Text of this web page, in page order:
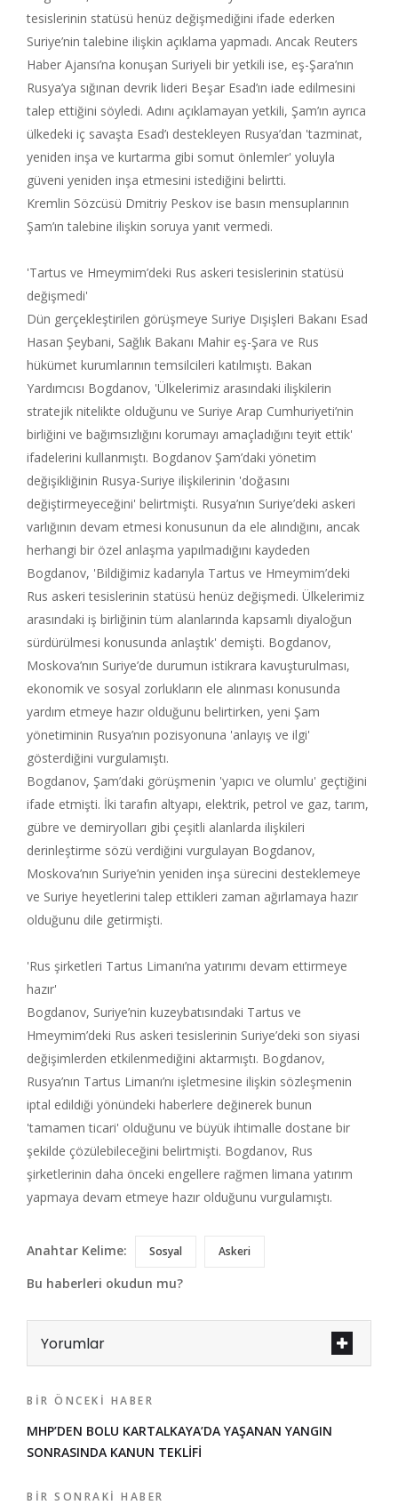
tesislerinin statüsü henüz değişmediğini ifade ederken
Suriye’nin talebine ilişkin açıklama yapmadı. Ancak Reuters
Haber Ajansı’na konuşan Suriyeli bir yetkili ise, eş-Şara’nın
Rusya’ya sığınan devrik lideri Beşar Esad’ın iade edilmesini
talep ettiğini söyledi. Adını açıklamayan yetkili, Şam’ın ayrıca
ülkedeki iç savaşta Esad’ı destekleyen Rusya’dan 'tazminat,
yeniden inşa ve kurtarma gibi somut önlemler' yoluyla
güveni yeniden inşa etmesini istediğini belirtti.
Kremlin Sözcüsü Dmitriy Peskov ise basın mensuplarının
Şam’ın talebine ilişkin soruya yanıt vermedi.
'Tartus ve Hmeymim’deki Rus askeri tesislerinin statüsü
değişmedi'
Dün gerçekleştirilen görüşmeye Suriye Dışişleri Bakanı Esad
Hasan Şeybani, Sağlık Bakanı Mahir eş-Şara ve Rus
hükümet kurumlarının temsilcileri katılmıştı. Bakan
Yardımcısı Bogdanov, 'Ülkelerimiz arasındaki ilişkilerin
stratejik nitelikte olduğunu ve Suriye Arap Cumhuriyeti’nin
birliğini ve bağımsızlığını korumayı amaçladığını teyit ettik'
ifadelerini kullanmıştı. Bogdanov Şam’daki yönetim
değişikliğinin Rusya-Suriye ilişkilerinin 'doğasını
değiştirmeyeceğini' belirtmişti. Rusya’nın Suriye’deki askeri
varlığının devam etmesi konusunun da ele alındığını, ancak
herhangi bir özel anlaşma yapılmadığını kaydeden
Bogdanov, 'Bildiğimiz kadarıyla Tartus ve Hmeymim’deki
Rus askeri tesislerinin statüsü henüz değişmedi. Ülkelerimiz
arasındaki iş birliğinin tüm alanlarında kapsamlı diyaloğun
sürdürülmesi konusunda anlaştık' demişti. Bogdanov,
Moskova’nın Suriye’de durumun istikrara kavuşturulması,
ekonomik ve sosyal zorlukların ele alınması konusunda
yardım etmeye hazır olduğunu belirtirken, yeni Şam
yönetiminin Rusya’nın pozisyonuna 'anlayış ve ilgi'
gösterdiğini vurgulamıştı.
Bogdanov, Şam’daki görüşmenin 'yapıcı ve olumlu' geçtiğini
ifade etmişti. İki tarafın altyapı, elektrik, petrol ve gaz, tarım,
gübre ve demiryolları gibi çeşitli alanlarda ilişkileri
derinleştirme sözü verdiğini vurgulayan Bogdanov,
Moskova’nın Suriye’nin yeniden inşa sürecini desteklemeye
ve Suriye heyetlerini talep ettikleri zaman ağırlamaya hazır
olduğunu dile getirmişti.
'Rus şirketleri Tartus Limanı’na yatırımı devam ettirmeye
hazır'
Bogdanov, Suriye’nin kuzeybatısındaki Tartus ve
Hmeymim’deki Rus askeri tesislerinin Suriye’deki son siyasi
değişimlerden etkilenmediğini aktarmıştı. Bogdanov,
Rusya’nın Tartus Limanı’nı işletmesine ilişkin sözleşmenin
iptal edildiği yönündeki haberlere değinerek bunun
'tamamen ticari' olduğunu ve büyük ihtimalle dostane bir
şekilde çözülebileceğini belirtmişti. Bogdanov, Rus
şirketlerinin daha önceki engellere rağmen limana yatırım
yapmaya devam etmeye hazır olduğunu vurgulamıştı.
Anahtar Kelime: Sosyal Askeri
Bu haberleri okudun mu?
Yorumlar
BIR ÖNCEKI HABER
MHP’DEN BOLU KARTALKAYA’DA YAŞANAN YANGIN
SONRASINDA KANUN TEKLİFİ
BIR SONRAKI HABER